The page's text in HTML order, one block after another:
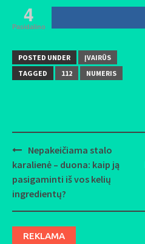
4
Pasidalino
POSTED UNDER
ĮVAIRŪS
TAGGED
112 NUMERIS
Post
navigation
Nepakeičiama stalo
karalienė – duona: kaip ją
pasigaminti iš vos kelių
ingredientų?
REKLAMA